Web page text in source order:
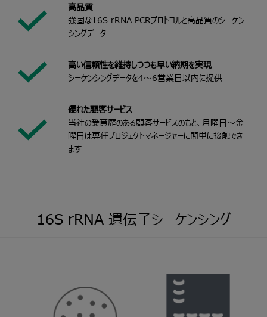
高品質
強固な16S rRNA PCRプロトコルと高品質のシーケン
シングデータ
高い信頼性を維持しつつも早い納期を実現
シーケンシングデータを4～6営業日以内に提供
優れた顧客サービス
当社の受賞歴のある顧客サービスのもと、月曜日～金
曜日は専任プロジェクトマネージャーに簡単に接触でき
ます
16S rRNA 遺伝子シーケンシング